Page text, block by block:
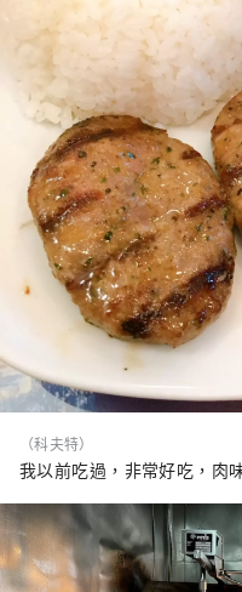
（科夫特）
我以前吃過，非常好吃，肉